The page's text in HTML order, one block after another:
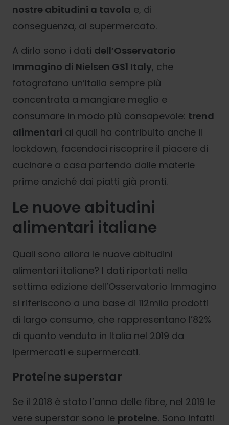
nostre abitudini a tavola e, di
conseguenza, al supermercato.
A dirlo sono i dati dell’Osservatorio
Immagino di Nielsen GS1 Italy, che
fotografano un’Italia sempre più
concentrata a mangiare meglio e
consumare in modo più consapevole: trend
alimentari ai quali ha contribuito anche il
lockdown, facendoci riscoprire il piacere di
cucinare a casa partendo dalle materie
prime anziché dai piatti già pronti.
Le nuove abitudini
alimentari italiane
Quali sono allora le nuove abitudini
alimentari italiane? I dati riportati nella
settima edizione dell’Osservatorio Immagino
si riferiscono a una base di 112mila prodotti
di largo consumo, che rappresentano l’82%
di quanto venduto in Italia nel 2019 da
ipermercati e supermercati.
Proteine superstar
Se il 2018 è stato l’anno delle fibre, nel 2019 le
vere superstar sono le proteine. Sono infatti